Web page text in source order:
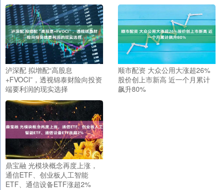
泸深配 拟增配“高股息
+FVOCI”，透视锦泰财险向投资
端要利润的现实选择
顺市配资 大众公用大涨超26%
股价创上市新高 近一个月累计
飙升80%
鼎宝融 光模块概念再度上涨，
通信ETF、创业板人工智能
ETF、通信设备ETF涨超2%